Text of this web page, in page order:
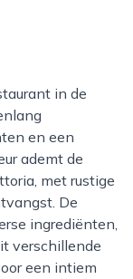
en een
ademt de
met rustige
De
ingrediënten,
verschillende
een intiem